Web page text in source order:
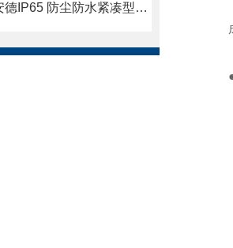
日本AND艾安德IP65 防尘防水紧凑型台秤SK-1000WP北崎热卖